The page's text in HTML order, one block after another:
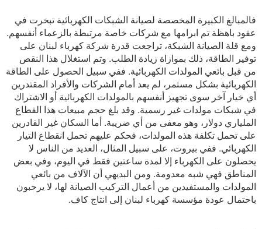
فالمبالغ الكبيرة المخصصة لصيانة الشبكات الكهربائية تبخرت في
عقود باهظة تم ابرامها مع شركات خاصة مرتبطة بالزعماء أنفسهم.
ومع قلة الصيانة الشبكة، تراجعت قدرة شركة كهرباء لبنان على
توفير الطاقة، ذلك بموازاة زيادة الطلب. وتم استغلال هذا النقص
من قبل بائعي المولدات الكهربائية. ففي سبيل الحصول على الطاقة
الكهربائية بشكل مستمر، لم يعد أمام الشركات والأفراد المقتدرين
أي خيار آخر سوى تجهيز أنفسهم بالمولدات الكهربائية أو الاشتراك
في شبكات مولدات غير رسمية. وقد بلغ حجم مبيعات هذا القطاع
الملياري دولار، وهو معفى من أي ضريبة. أما السكان غير القادرين
على تحمل تكلفة هذه المولدات، فحكم عليهم تحمل انقطاع التيار
الكهربائي. ففي بيروت، على سبيل المثال، العديد من الناس لا
يحصلون على الكهرباء إلا لمدة ساعتين فقط في اليوم، وفي بعض
المناطق فهي شبه معدومة. ومن البديهي أن الآلاف من بائعي
المولدات والمستفيدين من أعمال التركيب الصيانة لها، لا يرحبون
باحتمال عودة مؤسسة كهرباء لبنان إلى انتاج كاف.